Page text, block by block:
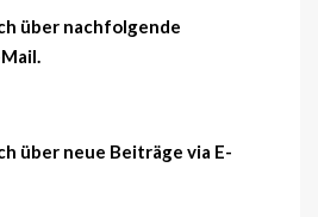
über nachfolgende
über neue Beiträge via E-